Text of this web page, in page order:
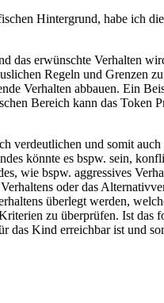
Hintergrund, habe ich
das erwünschte Verhalten
Regeln und Grenzen
Verhalten abbauen. Ein
Bereich kann das Token
verdeutlichen und somit
könnte es bspw. sein,
wie bspw. aggressives
oder das
überlegt werden,
zu überprüfen. Ist das
Kind erreichbar ist und